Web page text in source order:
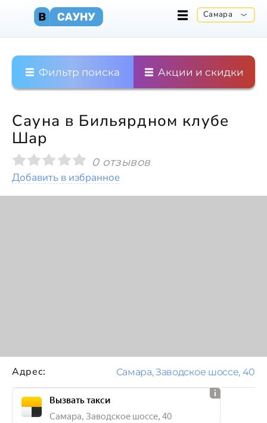
Самара
Фильтр поиска Акции и скидки
Сауна в Бильярдном клубе
Шар
0 отзывов
Добавить в избранное
Адрес: Самара, Заводское шоссе, 40
Вызвать такси
Самара, Заводское шоссе, 40